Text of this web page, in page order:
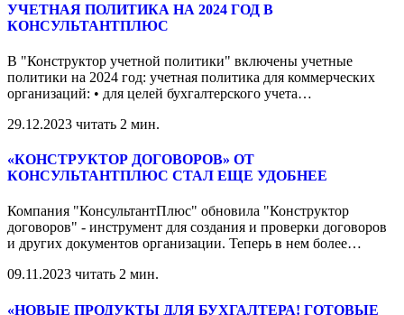
УЧЕТНАЯ ПОЛИТИКА НА 2024 ГОД В
КОНСУЛЬТАНТПЛЮС
В "Конструктор учетной политики" включены учетные
политики на 2024 год: учетная политика для коммерческих
организаций: • для целей бухгалтерского учета…
29.12.2023 читать 2 мин.
«КОНСТРУКТОР ДОГОВОРОВ» ОТ
КОНСУЛЬТАНТПЛЮС СТАЛ ЕЩЕ УДОБНЕЕ
Компания "КонсультантПлюс" обновила "Конструктор
договоров" - инструмент для создания и проверки договоров
и других документов организации. Теперь в нем более…
09.11.2023 читать 2 мин.
«НОВЫЕ ПРОДУКТЫ ДЛЯ БУХГАЛТЕРА! ГОТОВЫЕ